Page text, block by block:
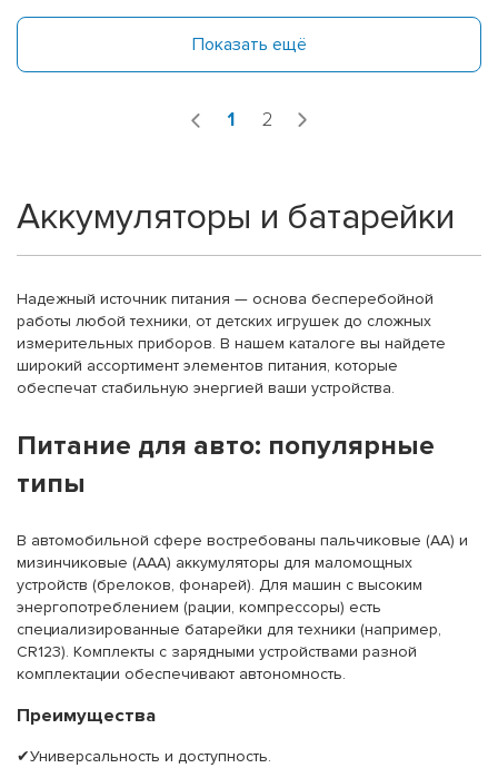
Показать ещё
1 2
Аккумуляторы и батарейки
Надежный источник питания — основа бесперебойной
работы любой техники, от детских игрушек до сложных
измерительных приборов. В нашем каталоге вы найдете
широкий ассортимент элементов питания, которые
обеспечат стабильную энергией ваши устройства.
Питание для авто: популярные
типы
В автомобильной сфере востребованы пальчиковые (АА) и
мизинчиковые (ААА) аккумуляторы для маломощных
устройств (брелоков, фонарей). Для машин с высоким
энергопотреблением (рации, компрессоры) есть
специализированные батарейки для техники (например,
CR123). Комплекты с зарядными устройствами разной
комплектации обеспечивают автономность.
Преимущества
✔Универсальность и доступность.